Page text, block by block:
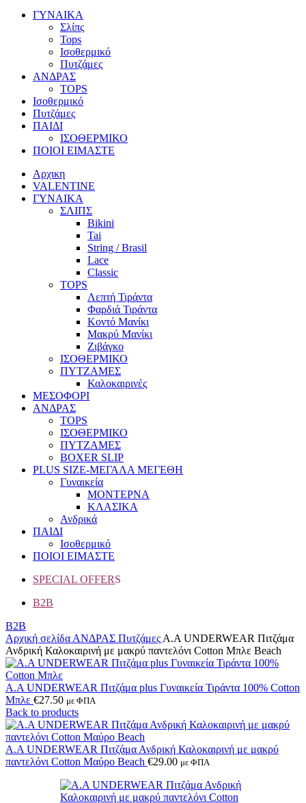
ΓΥΝΑΙΚΑ
Σλίπς
Tops
Ισοθερμικό
Πυτζάμες
ΑΝΔΡΑΣ
TOPS
Ισοθερμικό
Πυτζάμες
ΠΑΙΔΙ
ΙΣΟΘΕΡΜΙΚΟ
ΠΟΙΟΙ ΕΙΜΑΣΤΕ
Αρχικη
VALENTINE
ΓΥΝΑΙΚΑ
ΣΛΙΠΣ
Bikini
Tai
String / Brasil
Lace
Classic
TOPS
Λεπτή Τιράντα
Φαρδιά Τιράντα
Κοντό Μανίκι
Μακρύ Μανίκι
Ζιβάγκο
ΙΣΟΘΕΡΜΙΚΟ
ΠΥΤΖΑΜΕΣ
Καλοκαιρινές
ΜΕΣΟΦΟΡΙ
ΑΝΔΡΑΣ
TOPS
ΙΣΟΘΕΡΜΙΚΟ
ΠΥΤΖΑΜΕΣ
BOXER SLIP
PLUS SIZE-ΜΕΓΑΛΑ ΜΕΓΕΘΗ
Γυναικεία
ΜΟΝΤΕΡΝΑ
ΚΛΑΣΙΚΑ
Ανδρικά
ΠΑΙΔΙ
Ισοθερμικό
ΠΟΙΟΙ ΕΙΜΑΣΤΕ
SPECIAL OFFERS
B2B
B2B
Αρχική σελίδα ΑΝΔΡΑΣ Πυτζάμες Α.A UNDERWEAR Πιτζάμα
Ανδρική Καλοκαιρινή με μακρύ παντελόνι Cotton Μπλε Beach
A.A UNDERWEAR Πιτζάμα plus Γυναικεία Τιράντα 100% Cotton
Μπλε €27.50 με ΦΠΑ
Back to products
Α.A UNDERWEAR Πιτζάμα Ανδρική Καλοκαιρινή με μακρύ
παντελόνι Cotton Μαύρο Βeach €29.00 με ΦΠΑ